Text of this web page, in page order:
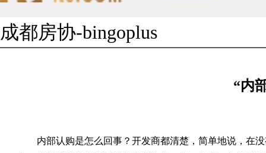
成都房协-bingoplus
“内
内部认购是怎么回事？开发商都清楚，简单地说，在